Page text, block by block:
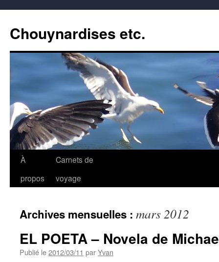
contenu
Chouynardises etc.
À
propos
Carnets de
voyage
Archives mensuelles : mars 2012
EL POETA – Novela de
Publié le2012/03/11 parYvan